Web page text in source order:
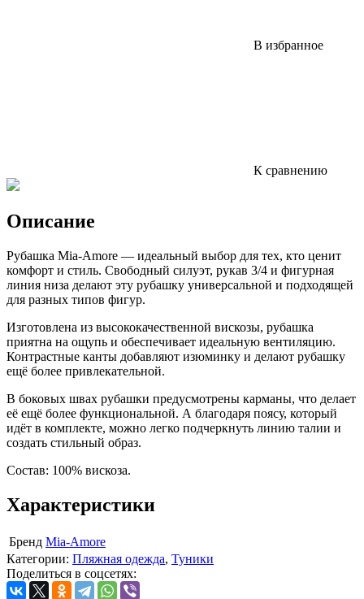
В избранное
К сравнению
Описание
Рубашка Mia-Amore — идеальный выбор для тех, кто ценит
комфорт и стиль. Свободный силуэт, рукав 3/4 и фигурная
линия низа делают эту рубашку универсальной и подходящей
для разных типов фигур.
Изготовлена из высококачественной вискозы, рубашка
приятна на ощупь и обеспечивает идеальную вентиляцию.
Контрастные канты добавляют изюминку и делают рубашку
ещё более привлекательной.
В боковых швах рубашки предусмотрены карманы, что делает
её ещё более функциональной. А благодаря поясу, который
идёт в комплекте, можно легко подчеркнуть линию талии и
создать стильный образ.
Состав: 100% вискоза.
Характеристики
Бренд Mia-Amore
Категории: Пляжная одежда, Туники
Поделиться в соцсетях: